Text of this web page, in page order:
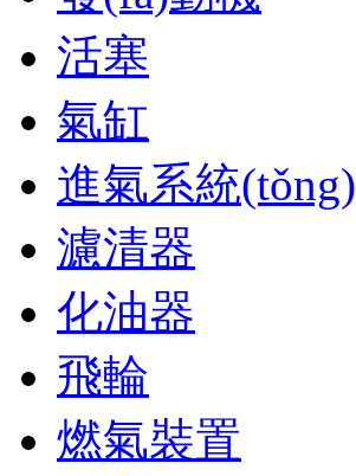
活塞
氣缸
進氣系統(tǒng)
濾清器
化油器
飛輪
燃氣裝置